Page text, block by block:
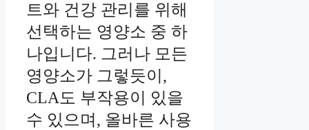
트와 건강 관리를 위해
선택하는 영양소 중 하
나입니다. 그러나 모든
영양소가 그렇듯이,
CLA도 부작용이 있을
수 있으며, 올바른 사용